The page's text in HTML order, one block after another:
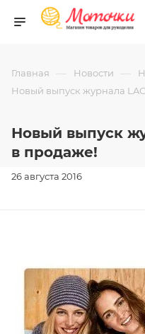
Главная — Новости —
Новый выпуск журнала
Новый выпуск
в продаже!
26 августа 2016